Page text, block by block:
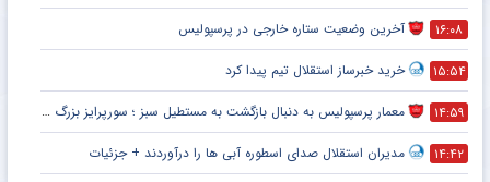
۱۶:۰۸ آخرین وضعیت ستاره خارجی در پرسپولیس
۱۵:۵۴ خرید خبرساز استقلال تیم پیدا کرد
۱۴:۵۹ معمار پرسپولیس به دنبال بازگشت به مستطیل سبز ؛ سورپرایز بزرگ در راه است ؟ + جزئیات
۱۴:۴۲ مدیران استقلال صدای اسطوره آبی ها را درآوردند + جزئیات